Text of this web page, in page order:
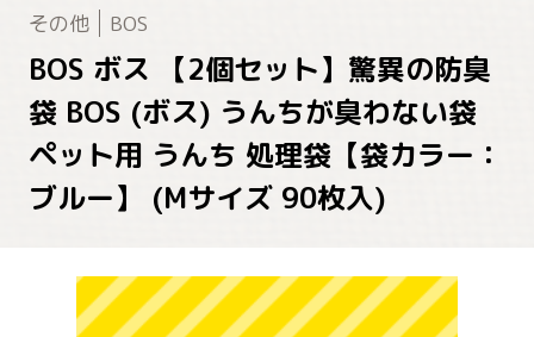
その他
BOS
BOS ボス 【2個セット】驚異の防臭
袋 BOS (ボス) うんちが臭わない袋
ペット用 うんち 処理袋【袋カラー：
ブルー】 (Mサイズ 90枚入)